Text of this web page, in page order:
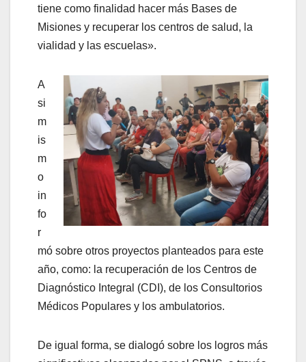
tiene como finalidad hacer más Bases de
Misiones y recuperar los centros de salud, la
vialidad y las escuelas».
A
si
m
is
m
o
in
fo
r
mó sobre otros proyectos planteados para este
año, como: la recuperación de los Centros de
Diagnóstico Integral (CDI), de los Consultorios
Médicos Populares y los ambulatorios.
De igual forma, se dialogó sobre los logros más